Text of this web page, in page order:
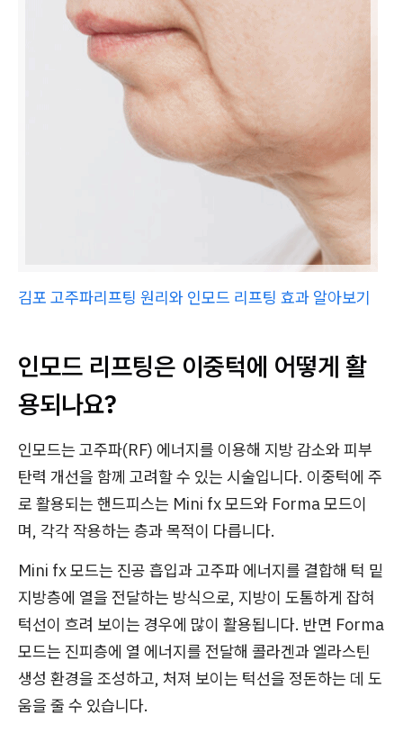
김포 고주파리프팅 원리와 인모드 리프팅 효과 알아보기
인모드 리프팅은 이중턱에 어떻게 활
용되나요?
인모드는 고주파(RF) 에너지를 이용해 지방 감소와 피부
탄력 개선을 함께 고려할 수 있는 시술입니다. 이중턱에 주
로 활용되는 핸드피스는 Mini fx 모드와 Forma 모드이
며, 각각 작용하는 층과 목적이 다릅니다.
Mini fx 모드는 진공 흡입과 고주파 에너지를 결합해 턱 밑
지방층에 열을 전달하는 방식으로, 지방이 도톰하게 잡혀
턱선이 흐려 보이는 경우에 많이 활용됩니다. 반면 Forma
모드는 진피층에 열 에너지를 전달해 콜라겐과 엘라스틴
생성 환경을 조성하고, 처져 보이는 턱선을 정돈하는 데 도
움을 줄 수 있습니다.